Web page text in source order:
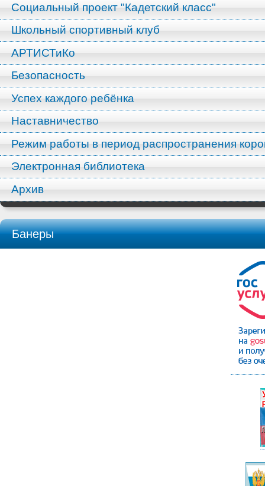
Социальный проект "Кадетский класс"
Школьный спортивный клуб
АРТИСТиКо
Безопасность
Успех каждого ребёнка
Наставничество
Режим работы в период распространения
Электронная библиотека
Архив
Банеры